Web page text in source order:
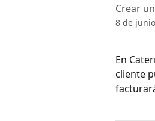
Crear
8 de
En
cliente